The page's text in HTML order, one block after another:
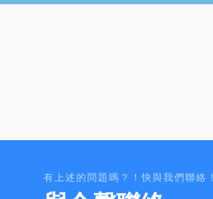
有上述的問題嗎？！快與我們聯絡！